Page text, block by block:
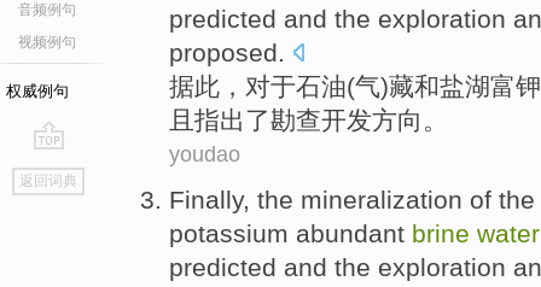
音频例句
视频例句
权威例句
go
top
返回词典
predicted and the exploration
proposed.
据此 ， 对于石油(气)藏和盐湖富钾
且 指出了勘查开发方向。
youdao
Finally, the mineralization of the
potassium abundant brine water
predicted and the exploration